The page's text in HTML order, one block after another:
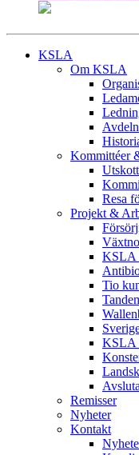
KSLA
Om KSLA
Kommittéer
Utskott
Resa
Projekt &
KSLA
Tio
KSLA
Remisser
Nyheter
Kontakt